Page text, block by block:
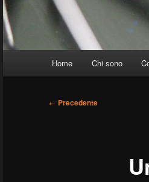
Home Chi sono
Navigazione
← Precedente